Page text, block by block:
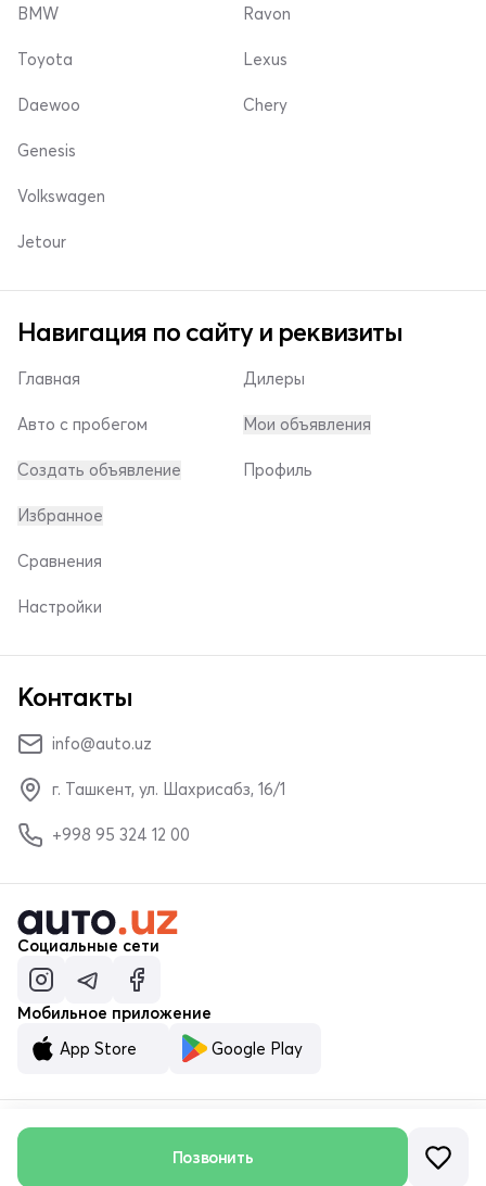
Позвонить
BMW
Toyota
Daewoo
Ravon
Lexus
Chery
Genesis
Volkswagen
Jetour
Навигация по сайту и реквизиты
Главная
Авто с пробегом
Создать объявление
Дилеры
Мои объявления
Профиль
Избранное
Сравнения
Настройки
Контакты
info@auto.uz
г. Ташкент, ул. Шахрисабз, 16/1
+998 95 324 12 00
Социальные сети
Мобильное приложение
App Store
Google Play
© ООО «MALUMOTNOMA» 2023–2026